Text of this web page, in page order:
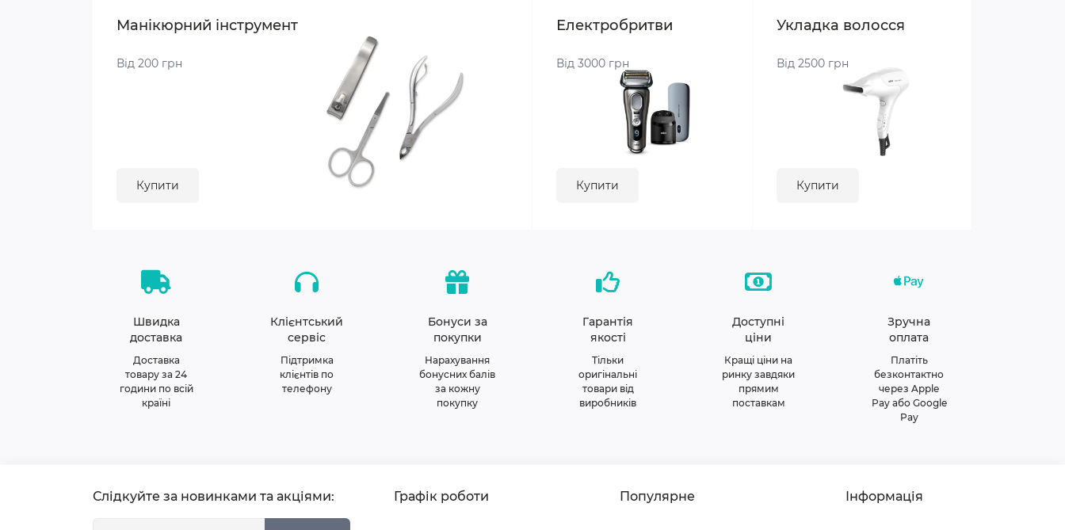
Манікюрний інструмент
Від 200 грн
Купити
Електробритви
Від 3000 грн
Купити
Укладка волосся
Від 2500 грн
Купити
Швидка
доставка
Доставка
товару за 24
години по всій
країні
Клієнтський
сервіс
Підтримка
клієнтів по
телефону
Бонуси за
покупки
Нарахування
бонусних балів
за кожну
покупку
Гарантія
якості
Тільки
оригінальні
товари від
виробників
Доступні
ціни
Кращі ціни на
ринку завдяки
прямим
поставкам
Зручна
оплата
Платіть
безконтактно
через Apple
Pay або Google
Pay
Слідкуйте за новинками та акціями: Графік роботи Популярне Інформація